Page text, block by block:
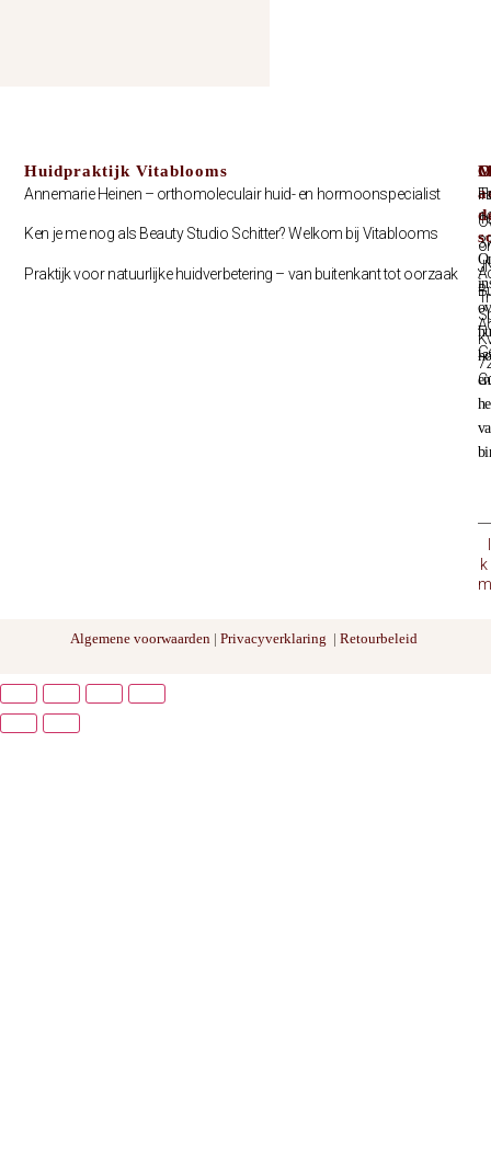
Huidpraktijk Vitablooms
Annemarie Heinen – orthomoleculair huid- en hormoonspecialist
Ken je me nog als Beauty Studio Schitter? Welkom bij Vitablooms
Praktijk voor natuurlijke huidverbetering – van buitenkant tot oorzaak
en
Algemene voorwaarden | Privacyverklaring | Retourbeleid